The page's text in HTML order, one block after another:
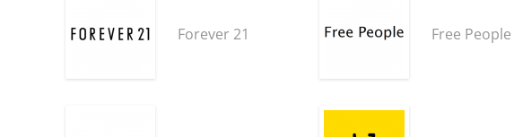
Forever 21 Free People